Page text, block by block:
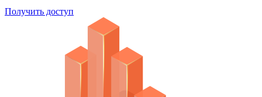
Получить доступ